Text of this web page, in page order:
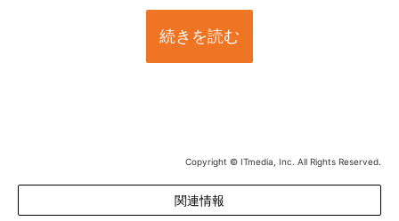
続きを読む
Copyright © ITmedia, Inc. All Rights Reserved.
関連情報